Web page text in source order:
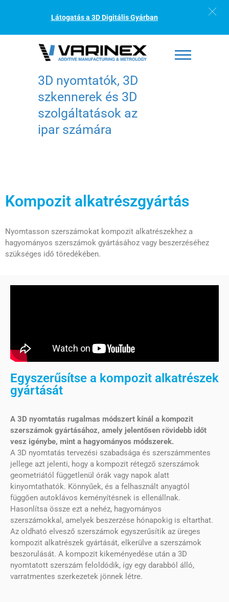
Látogatás a 3D Digitális Gyárban
3D nyomtatók, 3D
szkennerek és 3D
szolgáltatások az
ipar számára
Kompozit alkatrészgyártás
Nyomtasson szerszámokat kompozit alkatrészekhez a
hagyományos szerszámok gyártásához vagy beszerzéséhez
szükséges idő töredékében.
Egyszerűsítse a kompozit alkatrészek
gyártását
A 3D nyomtatás rugalmas módszert kínál a kompozit
szerszámok gyártásához, amely jelentősen rövidebb időt
vesz igénybe, mint a hagyományos módszerek.
A 3D nyomtatás tervezési szabadsága és szerszámmentes
jellege azt jelenti, hogy a kompozit rétegző szerszámok
geometriától függetlenül órák vagy napok alatt
kinyomtathatók. Könnyűek, és a felhasznált anyagtól
függően autoklávos keményítésnek is ellenállnak.
Hasonlítsa össze ezt a nehéz, hagyományos
szerszámokkal, amelyek beszerzése hónapokig is eltarthat.
Az oldható elvesző szerszámok egyszerűsítik az üreges
kompozit alkatrészek gyártását, elkerülve a szerszámok
beszorulását. A kompozit kikeményedése után a 3D
nyomtatott szerszám feloldódik, így egy darabból álló,
varratmentes szerkezetek jönnek létre.